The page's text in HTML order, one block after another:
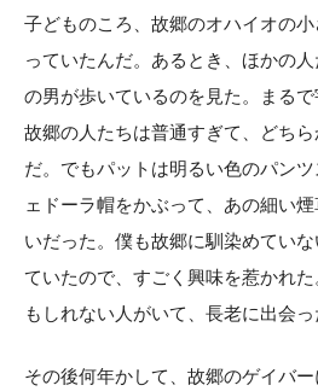
子どものころ、故郷のオハイオの
っていたんだ。あるとき、ほかの
の男が歩いているのを見た。まるで
故郷の人たちは普通すぎて、どち
だ。でもパットは明るい色のパン
ェドーラ帽をかぶって、あの細い
いだった。僕も故郷に馴染めてい
ていたので、すごく興味を惹かれ
もしれない人がいて、長老に出会っ
その後何年かして、故郷のゲイバ